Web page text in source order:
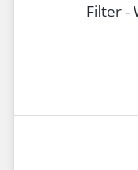
Filter -